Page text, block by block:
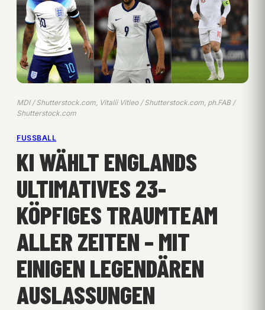
MDI / Shutterstock.com, Vitalii Vitleo / Shutterstock.com, ph.FAB /
Shutterstock.com
FUSSBALL
KI WÄHLT ENGLANDS
ULTIMATIVES 23-
KÖPFIGES TRAUMTEAM
ALLER ZEITEN – MIT
EINIGEN LEGENDÄREN
AUSLASSUNGEN